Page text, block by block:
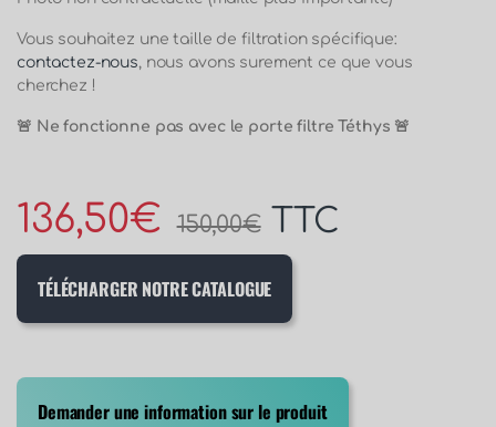
Vous souhaitez une taille de filtration spécifique:
contactez-nous, nous avons surement ce que vous
cherchez !
🚨 Ne fonctionne pas avec le porte filtre Téthys 🚨
136,50€ 150,00€ TTC
TÉLÉCHARGER NOTRE CATALOGUE
Demander une information sur le produit